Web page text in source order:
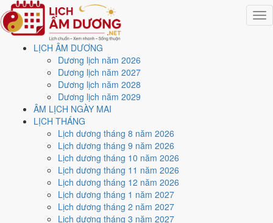
LỊCH ÂM DƯƠNG
Dương lịch năm 2026
Dương lịch năm 2027
Dương lịch năm 2028
Dương lịch năm 2029
ÂM LỊCH NGÀY MAI
LỊCH THÁNG
Lịch dương tháng 8 năm 2026
Lịch dương tháng 9 năm 2026
Lịch dương tháng 10 năm 2026
Lịch dương tháng 11 năm 2026
Lịch dương tháng 12 năm 2026
Lịch dương tháng 1 năm 2027
Lịch dương tháng 2 năm 2027
Lịch dương tháng 3 năm 2027
Trang chủ
Lịch năm 2024
Tháng 5/2024
Ngày 24/5/2024 (Mậu Tý)
Xem ngày24/5/2024
lịch - Ngày 17/4 âm lịch
(Mậu Tý) tốt hay xấu?
Ngày 24/5/2024 dương lịch (Thứ Sáu) là ngày 17/4/2024 âm lịch
Mậu Tý- Can khắc Chi, Trực Nguy, Sao Quỷ, nạp âm Thích